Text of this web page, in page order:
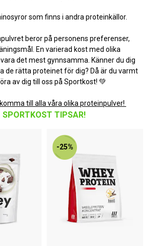
som finns i andra proteinkällor.
beror på personens preferenser,
En varierad kost med olika
det mest gynnsamma. Känner du dig
de rätta proteinet för dig? Då är du varmt
av dig till oss på Sportkost! 💚
till alla våra olika proteinpulver!
SPORTKOST TIPSAR!
-25%